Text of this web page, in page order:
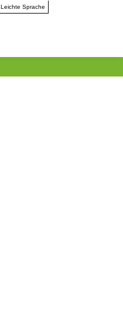
Leichte Sprache